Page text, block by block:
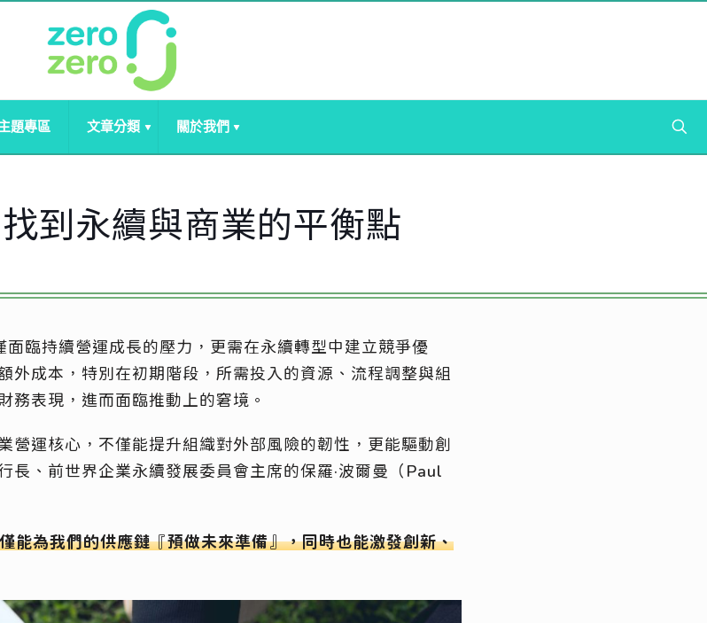
題專區 文章分類 關於我們
到永續與商業的平衡點
臨持續營運成長的壓力，更需在永續轉型中建立競爭優
外成本，特別在初期階段，所需投入的資源、流程調整與組
務表現，進而面臨推動上的窘境。
營運核心，不僅能提升組織對外部風險的韌性，更能驅動創
長、前世界企業永續發展委員會主席的保羅·波爾曼（Paul
能為我們的供應鏈『預做未來準備』，同時也能激發創新、